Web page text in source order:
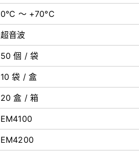
0°C ～ +70°C
超音波
50 個 / 袋
10 袋 / 盒
20 盒 / 箱
EM4100
EM4200